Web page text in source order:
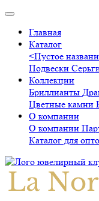
Главная
Каталог
<Пустое
Подвески
Коллекции
Бриллианты
Цветные камни
О компании
О компании
Каталог для